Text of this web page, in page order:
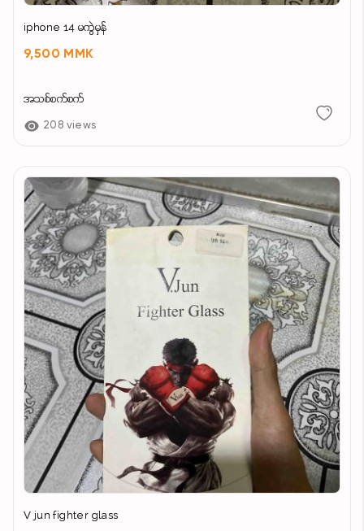
iphone 14 မကွဲမှန်
9,500 MMK
အသစ်စက်စက်
208 views
V jun fighter glass